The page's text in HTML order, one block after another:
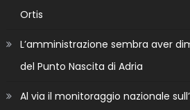
Ortis
L’amministrazione sembra aver
del Punto Nascita di Adria
Al via il monitoraggio nazionale